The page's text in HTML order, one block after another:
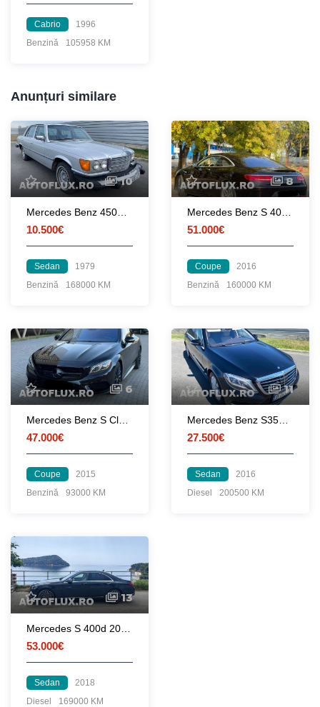
Cabrio
1996
Benzină
105958 KM
Anunțuri similare
10
Mercedes Benz 450SEL Automat W116 4.5i V8 1979 Trapa Pilot Piele Atestat-Istoric
10.500€
Sedan
1979
Benzină
168000 KM
8
Mercedes Benz S 400 Coupe 4Matic 7G-TRONIC
51.000€
Coupe
2016
Benzină
160000 KM
6
Mercedes Benz S Class Coupe - 455 CP
47.000€
Coupe
2015
Benzină
93000 KM
11
Mercedes Benz S350 Long 4matic AMG Pack 3.0 CDI 2016 Panoramic Masaj Perne Distronic+
27.500€
Sedan
2016
Diesel
200500 KM
13
53.000€
Sedan
2018
Diesel
169000 KM